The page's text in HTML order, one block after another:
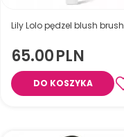
Lily Lolo pędzel blush brush
65.00PLN
DO KOSZYKA